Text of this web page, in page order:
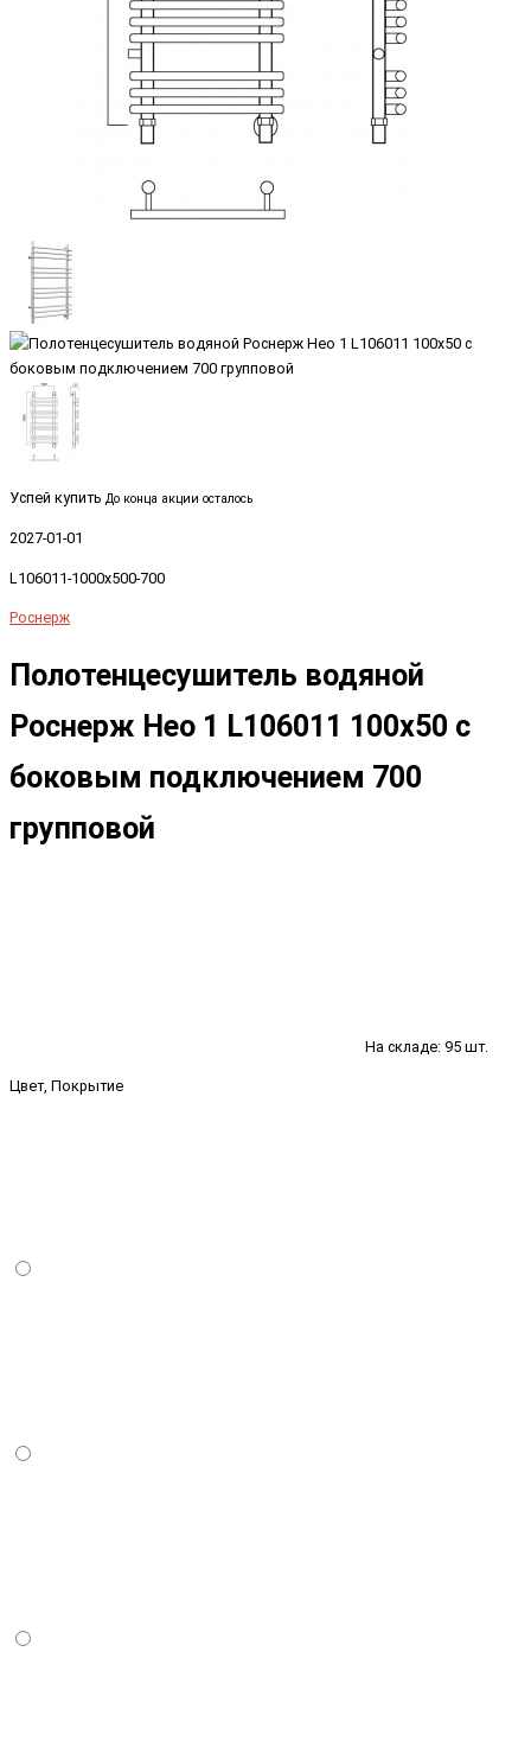
Успей купить До конца акции осталось
2027-01-01
L106011-1000x500-700
Роснерж
Полотенцесушитель водяной
Роснерж Нео 1 L106011 100x50 с
боковым подключением 700
групповой
На складе: 95 шт.
Цвет, Покрытие